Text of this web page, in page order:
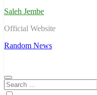
Saleh Jembe
Official Website
Random News
Search
for: